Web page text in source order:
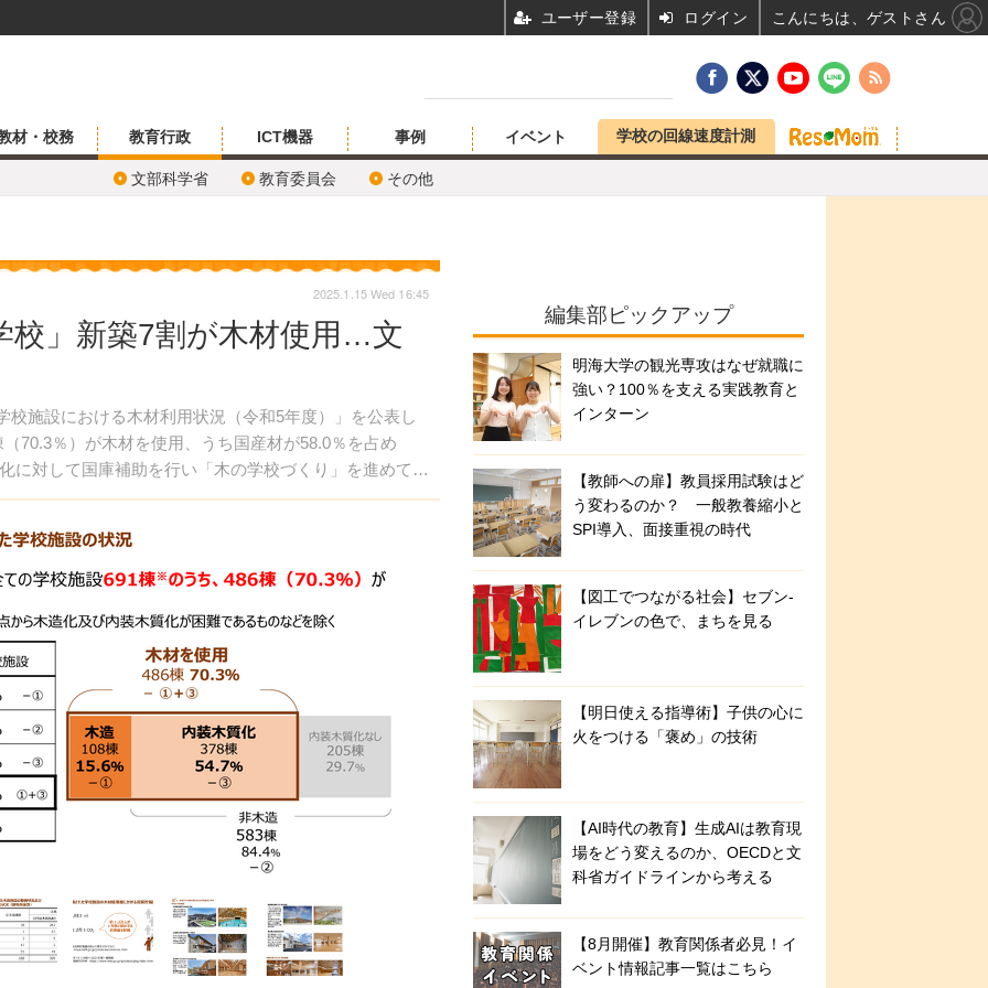
材・校務 教育行政
文部科学省 教育委員会 その他
ICT機器 事例 イベント 学校の回線速度計測
校」新築7割が木材使用…文
施設における木材利用状況（令和5年度）」を公表し
70.3％）が木材を使用、うち国産材が58.0％を占め
に対して国庫補助を行い「木の学校づくり」を進めてい
2025.1.15 Wed 16:45
編集部ピックアップ
明海大学の観光専攻はなぜ就職に
強い？100％を支える実践教育と
インターン
【教師への扉】教員採用試験はど
う変わるのか？ 一般教養縮小と
SPI導入、面接重視の時代
【図工でつながる社会】セブン‐
イレブンの色で、まちを見る
【明日使える指導術】子供の心に
火をつける「褒め」の技術
【AI時代の教育】生成AIは教育現
場をどう変えるのか、OECDと文
科省ガイドラインから考える
【8月開催】教育関係者必見！イ
ベント情報記事一覧はこちら
ユーザー登録 ログイン こんにちは、ゲストさん